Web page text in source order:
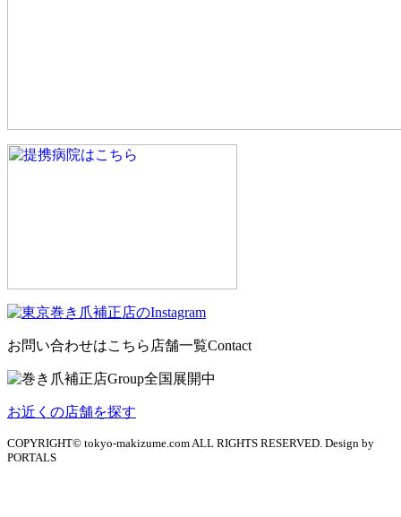
お問い合わせはこちら 店舗一覧Contact
お近くの店舗を探す
COPYRIGHT© tokyo-makizume.com ALL RIGHTS RESERVED. Design by
PORTALS